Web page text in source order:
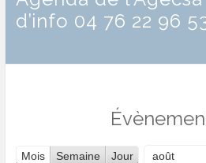
d’info 04 76 22 96
Mois Semaine Jour